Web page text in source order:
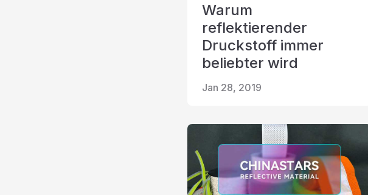
Warum
reflektierender
Druckstoff immer
beliebter wird
Jan 28, 2019